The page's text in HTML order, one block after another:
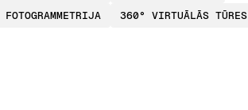
FOTOGRAMMETRIJA
360° VIRTUĀLĀS TŪRES